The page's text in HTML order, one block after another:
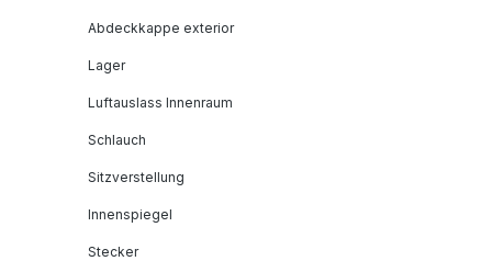
Abdeckkappe exterior
Lager
Luftauslass Innenraum
Schlauch
Sitzverstellung
Innenspiegel
Stecker